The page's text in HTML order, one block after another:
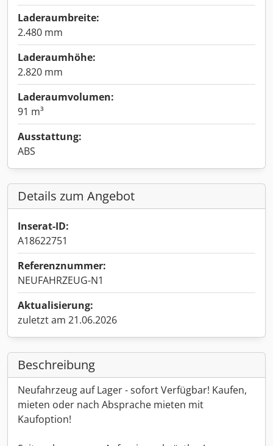
Laderaumbreite:
2.480 mm
Laderaumhöhe:
2.820 mm
Laderaumvolumen:
91 m³
Ausstattung:
ABS
Details zum Angebot
Inserat-ID:
A18622751
Referenznummer:
NEUFAHRZEUG-N1
Aktualisierung:
zuletzt am 21.06.2026
Beschreibung
Neufahrzeug auf Lager - sofort Verfügbar! Kaufen,
mieten oder nach Absprache mieten mit
Kaufoption!